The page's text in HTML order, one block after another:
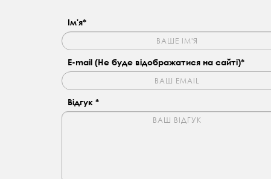
Ім'я*
E-mail (Не буде відображатися на сайті)*
Відгук *